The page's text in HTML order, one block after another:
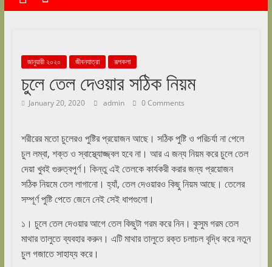
জানুয়ারী ২০২০ জীবনযাত্রা রূপকলা
চুলে তেল দেওয়ার সঠিক নিয়ম
January 20, 2020 admin 0 Comments
শরীরের মতো চুলেরও পুষ্টির প্রয়োজন আছে। সঠিক পুষ্টি ও পরিচর্যা না পেলে
চুল লম্বা, শক্ত ও স্বাস্থ্যোজ্জ্বল হবে না। আর এ জন্য নিয়ম করে চুলে তেল
দেয়া খুবই গুরুত্বপূর্ণ। কিন্তু এই তেলকে কার্যকরী করার জন্য প্রয়োজন
সঠিক নিয়মে তেল লাগানো। হ্যাঁ, তেল দেওয়ারও কিছু নিয়ম আছে। তেলের
সম্পূর্ণ পুষ্টি পেতে জেনে নেই সেই ধাপগুলো।
১। চুলে তেল দেওয়ার আগে তেল কিছুটা গরম করে নিন। কুসুম গরম তেল
মাথার তালুতে ব্যবহার করুন। এটি মাথার তালুতে রক্ত চলাচল বৃদ্ধি করে নতুন
চুল গজাতে সাহায্য করে।